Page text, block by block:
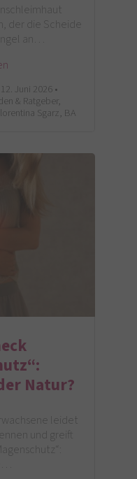
der die Scheide
an…
12. Juni 2026 •
& Ratgeber,
Sgarz, BA
Natur?
leidet
und greift